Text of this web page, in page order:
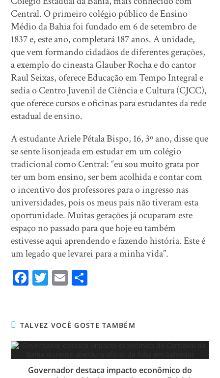
Central. O primeiro colégio público de Ensino
Médio da Bahia foi fundado em 6 de setembro de
1837 e, este ano, completará 187 anos. A unidade,
que vem formando cidadãos de diferentes gerações,
a exemplo do cineasta Glauber Rocha e do cantor
Raul Seixas, oferece Educação em Tempo Integral e
sedia o Centro Juvenil de Ciência e Cultura (CJCC),
que oferece cursos e oficinas para estudantes da rede
estadual de ensino.
A estudante Ariele Pétala Bispo, 16, 3º ano, disse que
se sente lisonjeada em estudar em um colégio
tradicional como Central: “eu sou muito grata por
ter um bom ensino, ser bem acolhida e contar com
o incentivo dos professores para o ingresso nas
universidades, pois os meus pais não tiveram esta
oportunidade. Muitas gerações já ocuparam este
espaço no passado para que hoje eu também
estivesse aqui aprendendo e fazendo história. Este é
um legado que levarei para a minha vida”.
Fa
ok
T
er
E
TALVEZ VOCÊ GOSTE TAMBÉM
Governador destaca impacto econômico do